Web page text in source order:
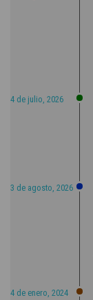
4 de julio, 2026
3 de agosto, 2026
4 de enero, 2024